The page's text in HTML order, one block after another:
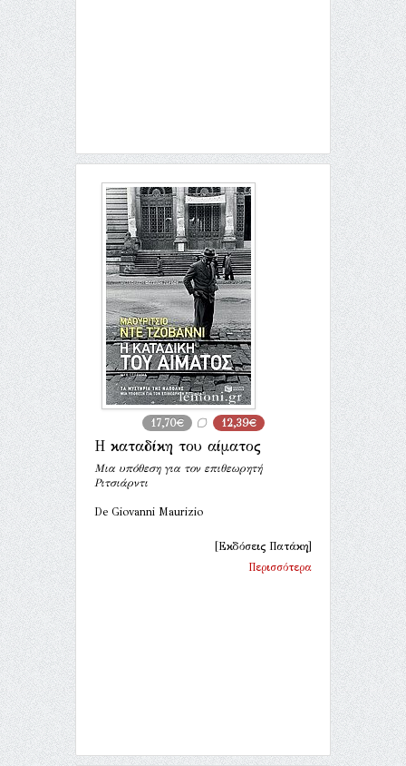
17,70€ 12,39€
Η καταδίκη του αίματος
Μια υπόθεση για τον επιθεωρητή
Ριτσιάρντι
De Giovanni Maurizio
[Εκδόσεις Πατάκη]
Περισσότερα